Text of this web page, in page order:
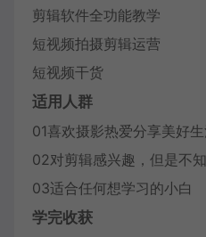
剪辑软件全功能教学
短视频拍摄剪辑运营
短视频干货
适用人群
01喜欢摄影热爱分享美好
02对剪辑感兴趣，但是不
03适合任何想学习的小白
学完收获